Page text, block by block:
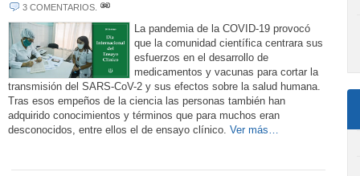
3 COMENTARIOS
La pandemia de la COVID-19 provocó
que la comunidad científica centrara sus
esfuerzos en el desarrollo de
medicamentos y vacunas para cortar la
transmisión del SARS-CoV-2 y sus efectos sobre la salud humana.
Tras esos empeños de la ciencia las personas también han
adquirido conocimientos y términos que para muchos eran
desconocidos, entre ellos el de ensayo clínico. Ver más…